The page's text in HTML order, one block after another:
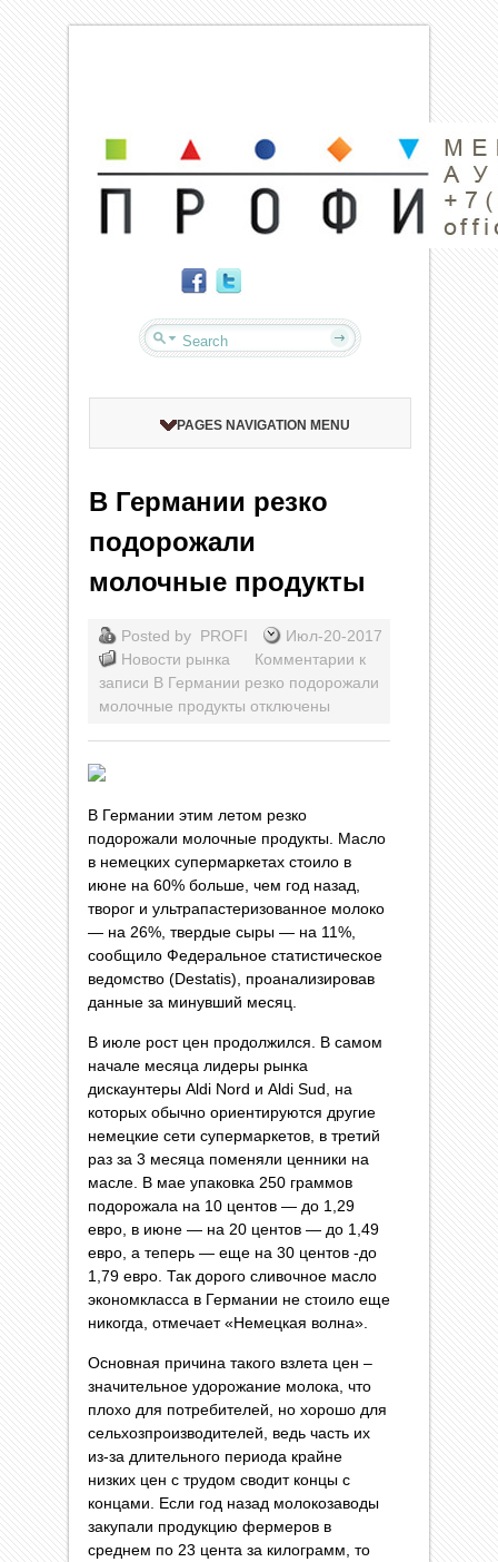
PAGES NAVIGATION MENU
В Германии резко
подорожали
молочные продукты
Posted by PROFI
Июл-20-2017
Новости рынка
Комментарии к
записи В Германии резко подорожали
молочные продукты отключены
В Германии этим летом резко
подорожали молочные продукты. Масло
в немецких супермаркетах стоило в
июне на 60% больше, чем год назад,
творог и ультрапастеризованное молоко
— на 26%, твердые сыры — на 11%,
сообщило Федеральное статистическое
ведомство (Destatis), проанализировав
данные за минувший месяц.
В июле рост цен продолжился. В самом
начале месяца лидеры рынка
дискаунтеры Aldi Nord и Aldi Sud, на
которых обычно ориентируются другие
немецкие сети супермаркетов, в третий
раз за 3 месяца поменяли ценники на
масле. В мае упаковка 250 граммов
подорожала на 10 центов — до 1,29
евро, в июне — на 20 центов — до 1,49
евро, а теперь — еще на 30 центов -до
1,79 евро. Так дорого сливочное масло
экономкласса в Германии не стоило еще
никогда, отмечает «Немецкая волна».
Основная причина такого взлета цен –
значительное удорожание молока, что
плохо для потребителей, но хорошо для
сельхозпроизводителей, ведь часть их
из-за длительного периода крайне
низких цен с трудом сводит концы с
концами. Если год назад молокозаводы
закупали продукцию фермеров в
среднем по 23 цента за килограмм, то